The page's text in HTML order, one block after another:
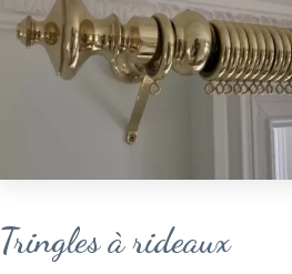
Tringles à rideaux